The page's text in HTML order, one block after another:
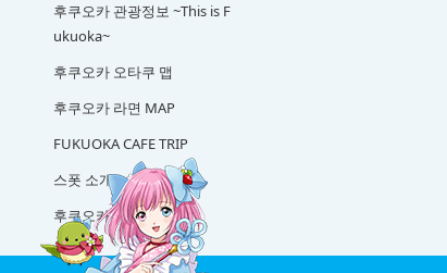
후쿠오카 관광정보 ~This is F
ukuoka~
후쿠오카 오타쿠 맵
후쿠오카 라면 MAP
FUKUOKA CAFE TRIP
스폿 소개
후쿠오카 사케 탐방